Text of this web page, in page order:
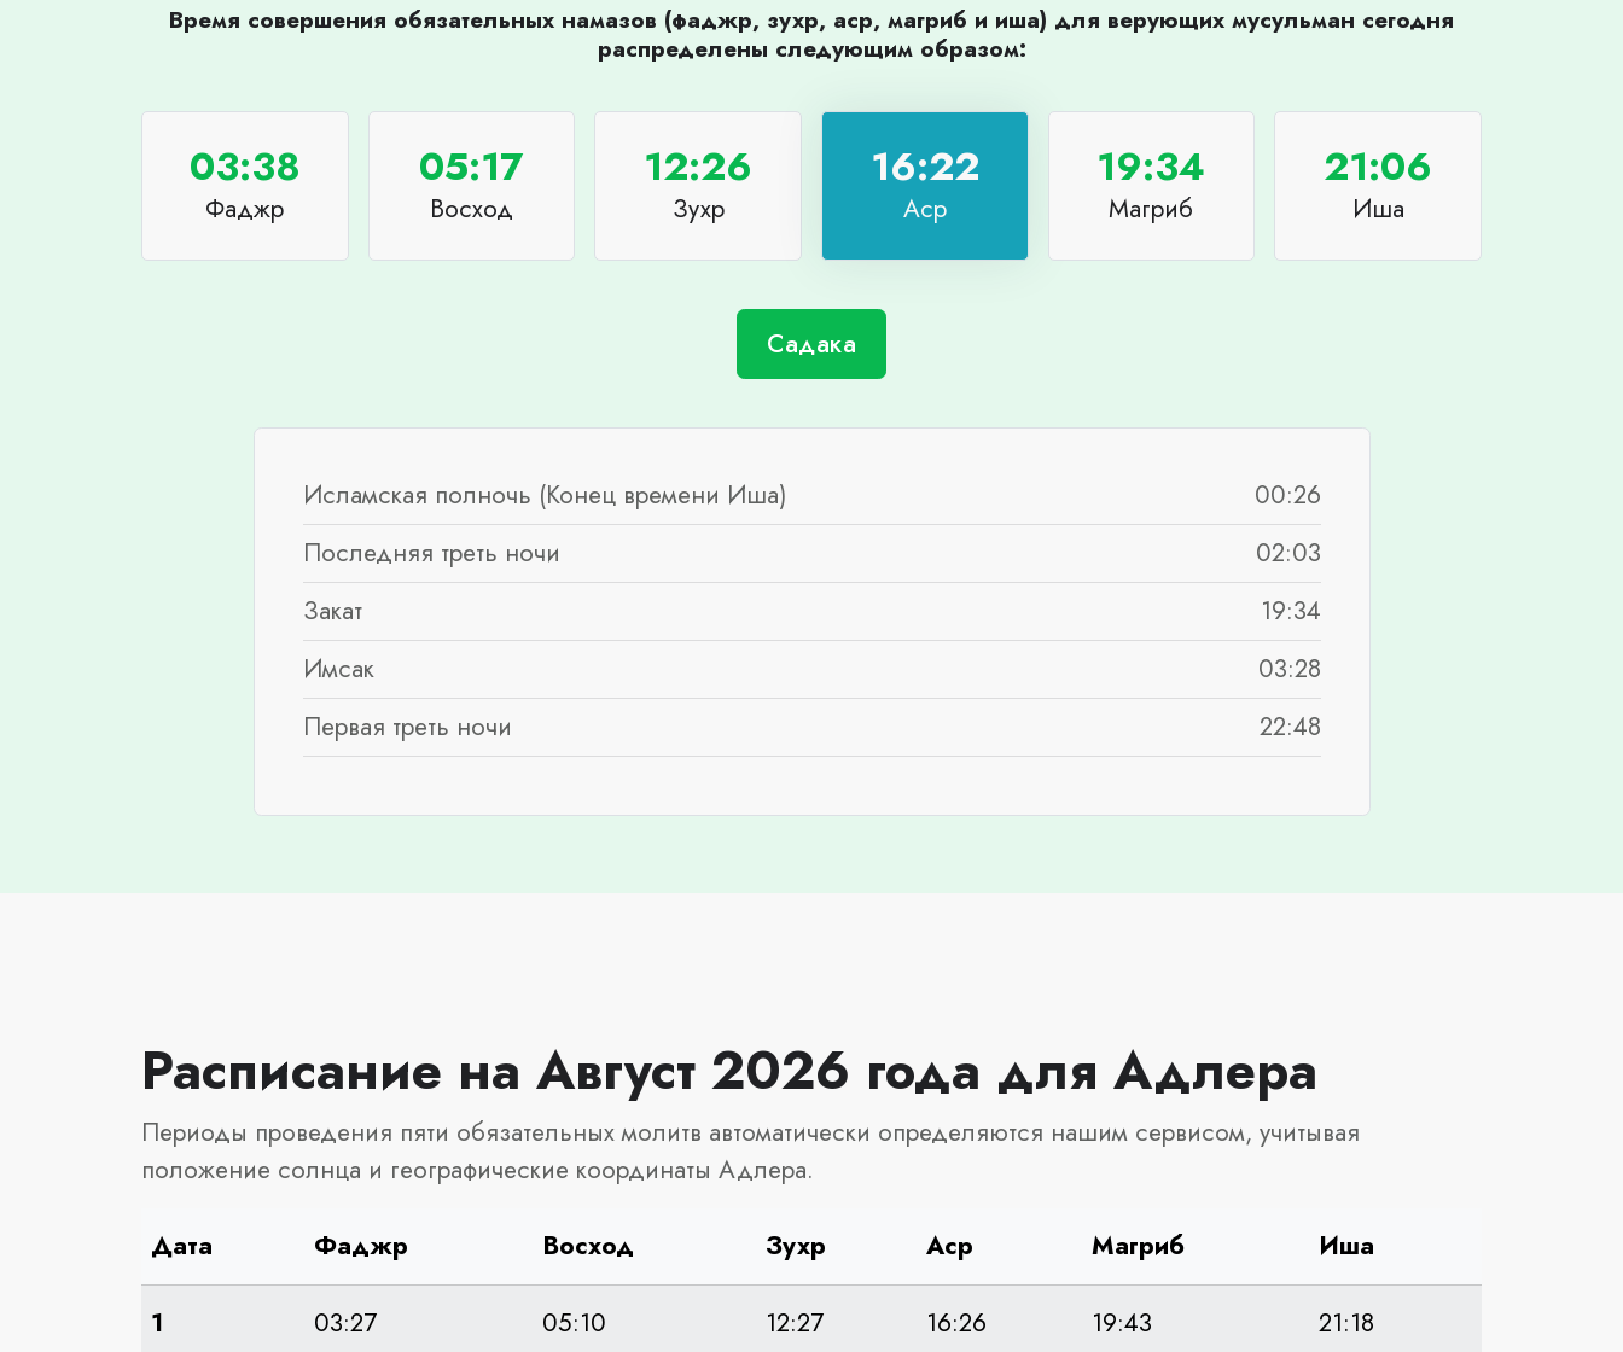
Время совершения обязательных намазов (фаджр, зухр, аср, магриб и иша) для верующих мусульман сегодня
распределены следующим образом:
03:38
Фаджр
05:17
Восход
12:26
Зухр
16:22
Аср
19:34
Магриб
21:06
Иша
Садака
Исламская полночь (Конец времени Иша)
00:26
Последняя треть ночи
02:03
Закат
19:34
Имсак
03:28
Первая треть ночи
22:48
Расписание на Август 2026 года для Адлера
Периоды проведения пяти обязательных молитв автоматически определяются нашим сервисом, учитывая
положение солнца и географические координаты Адлера.
Дата Фаджр Восход Зухр Аср Магриб Иша
1 03:27 05:10 12:27 16:26 19:43 21:18